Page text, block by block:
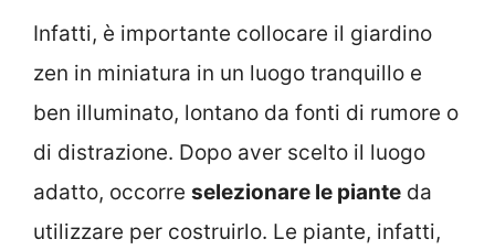
Infatti, è importante collocare il giardino
zen in miniatura in un luogo tranquillo e
ben illuminato, lontano da fonti di rumore o
di distrazione. Dopo aver scelto il luogo
adatto, occorre selezionare le piante da
utilizzare per costruirlo. Le piante, infatti,